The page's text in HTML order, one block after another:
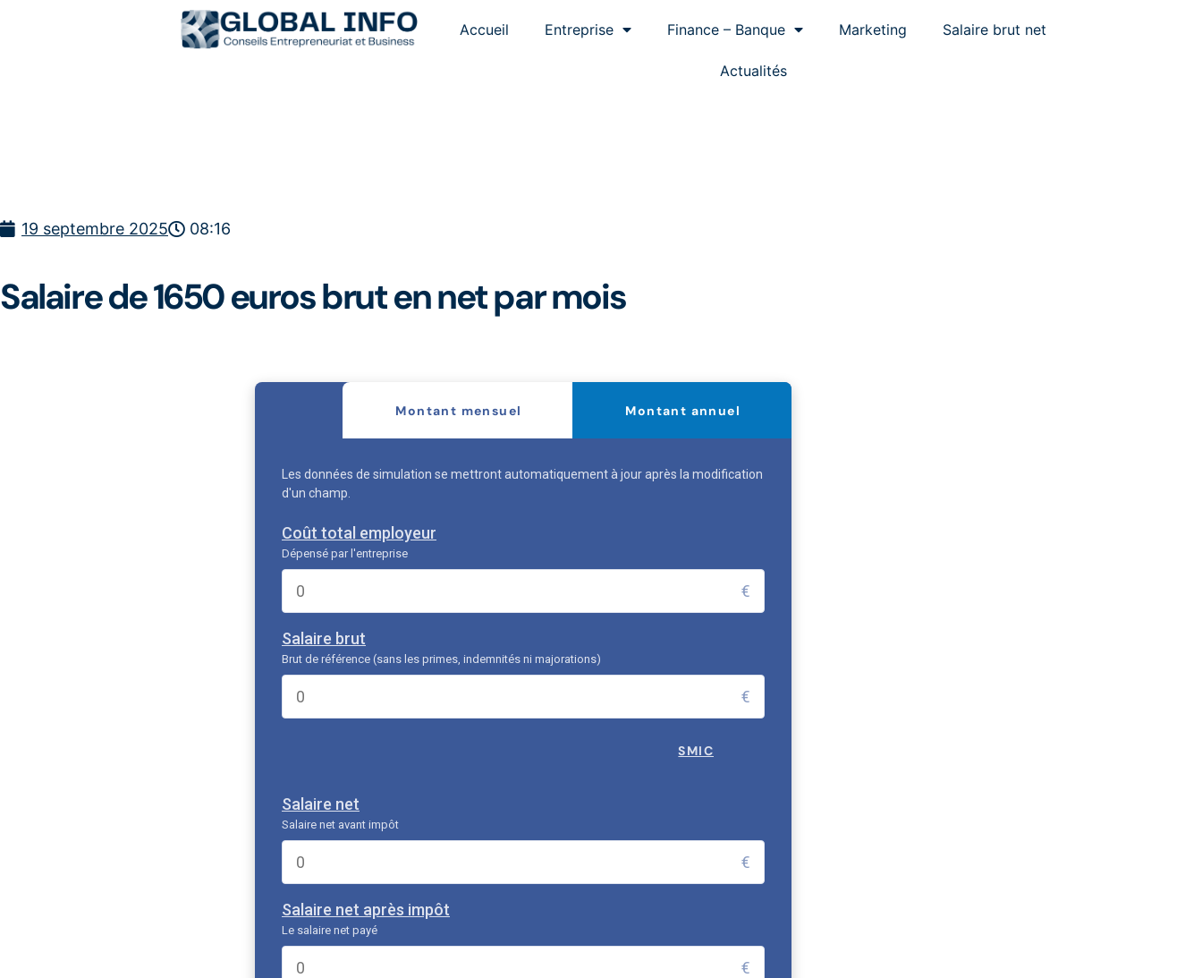
Accueil Entreprise Finance – Banque Marketing Salaire brut net
Actualités
19 septembre 2025 08:16
Salaire de 1650 euros brut en net par mois
Montant mensuel Montant annuel
Les données de simulation se mettront automatiquement à jour après la modification
d'un champ.
Coût total employeur
Dépensé par l'entreprise
€
Salaire brut
Brut de référence (sans les primes, indemnités ni majorations)
€
SMIC
Salaire net
Salaire net avant impôt
€
Salaire net après impôt
Le salaire net payé
€